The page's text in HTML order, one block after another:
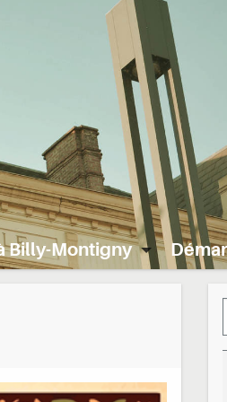
Billy-Montigny